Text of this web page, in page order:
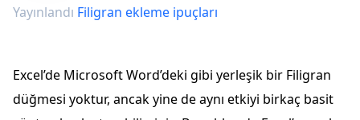
Yayınlandı Filigran ekleme ipuçları
Excel’de Microsoft Word’deki gibi yerleşik bir Filigran
düğmesi yoktur, ancak yine de aynı etkiyi birkaç basit